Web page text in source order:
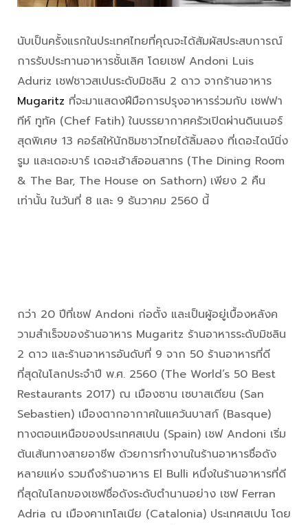
นับเป็นครั้งแรกในประเทศไทยที่คุณจะได้สัมผัสประสบการณ์
การรับประทานอาหารชั้นเลิศ โดยเชฟ Andoni Luis
Aduriz เชฟชาวสเปนระดับมิชลิน 2 ดาว จากร้านอาหาร
Mugaritz ที่จะมาแสดงฝีมือการปรุงอาหารร่วมกับ เชฟฟา
ทีห์ ทูทัค (Chef Fatih) ในบรรยากาศครัวเปิดผ่านดินเนอร์
สุดพิเศษ 13 คอร์สให้นักชิมชาวไทยได้ลิ้มลอง ที่เดอะไดน์นิ่ง
รูม และเดอะบาร์ เดอะเฮ้าส์ออนสาทร (The Dining Room
& The Bar, The House on Sathorn) เพียง 2 คืน
เท่านั้น ในวันที่ 8 และ 9 ธันวาคม 2560 นี้
กว่า 20 ปีที่เชฟ Andoni ก่อตั้ง และเป็นผู้อยู่เบื้องหลังค
วามสำเร็จของร้านอาหาร Mugaritz ร้านอาหารระดับมิชลิน
2 ดาว และร้านอาหารอันดับที่ 9 จาก 50 ร้านอาหารที่ดี
ที่สุดในโลกประจำปี พ.ศ. 2560 (The World’s 50 Best
Restaurants 2017) ณ เมืองซาน เซบาสเตียน (San
Sebastien) เมืองตากอากาศในแคว้นบาสก์ (Basque)
ทางตอนเหนือของประเทศสเปน (Spain) เชฟ Andoni เริ่ม
ต้นเส้นทางสายอาชีพ ด้วยการทำงานในร้านอาหารชื่อดัง
หลายแห่ง รวมถึงร้านอาหาร El Bulli หนึ่งในร้านอาหารที่ดี
ที่สุดในโลกของเชฟชื่อดังระดับตำนานอย่าง เชฟ Ferran
Adria ณ เมืองคาเทโลเนีย (Catalonia) ประเทศสเปน โดย